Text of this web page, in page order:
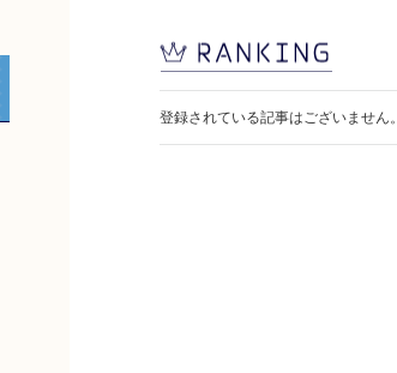
登録されている記事はございません。